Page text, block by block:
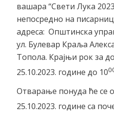
вашара “Свети Лука
непосредно на
адреса: Општинска
ул. Булевар Краља
Топола. Крајњи рок за
25.10.2023. године до 10
Отварање понуда ће се
25.10.2023. године са